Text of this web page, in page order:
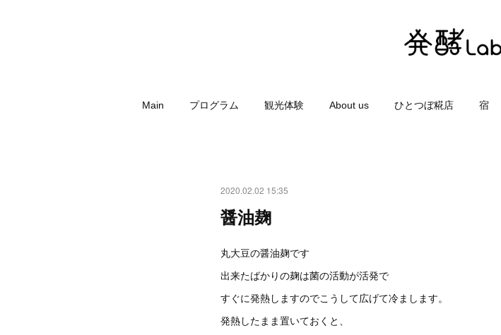
Main プログラム 観光体験 About us ひとつぼ糀店 宿
2020.02.02 15:35
醤油麹
丸大豆の醤油麹です
出来たばかりの麹は菌の活動が活発で
すぐに発熱しますのでこうして広げて冷まします。
発熱したまま置いておくと、